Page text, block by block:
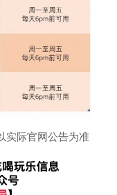
实际官网公告为准